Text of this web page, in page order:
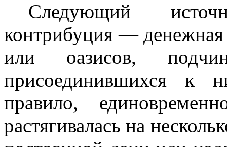
Следующий
контрибуция — денежная
или оазисов,
присоединившихся к
правило,
растягивалась на